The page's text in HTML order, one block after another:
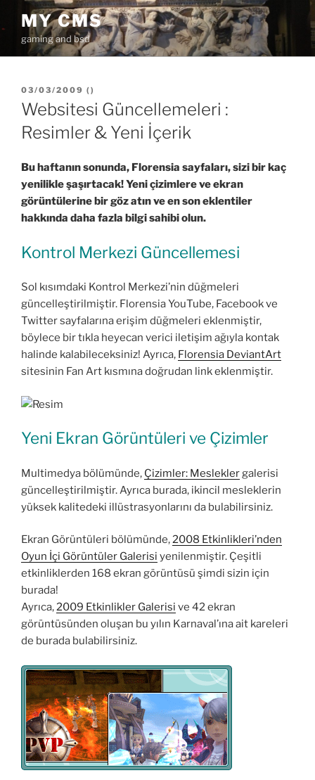
İçeriğe
MY CMS
gaming and bsd
YAYIM
TARIHI
03/03/2009 ( )
Websitesi Güncellemeleri :
Resimler & Yeni İçerik
Bu haftanın sonunda, Florensia sayfaları, sizi bir kaç
yenilikle şaşırtacak! Yeni çizimlere ve ekran
görüntülerine bir göz atın ve en son eklentiler
hakkında daha fazla bilgi sahibi olun.
Kontrol Merkezi Güncellemesi
Sol kısımdaki Kontrol Merkezi’nin düğmeleri
güncelleştirilmiştir. Florensia YouTube, Facebook ve
Twitter sayfalarına erişim düğmeleri eklenmiştir,
böylece bir tıkla heyecan verici iletişim ağıyla kontak
halinde kalabileceksiniz! Ayrıca, Florensia DeviantArt
sitesinin Fan Art kısmına doğrudan link eklenmiştir.
Yeni Ekran Görüntüleri ve Çizimler
Multimedya bölümünde, Çizimler: Mesleklergalerisi
güncelleştirilmiştir. Ayrıca burada, ikincil mesleklerin
yüksek kalitedeki illüstrasyonlarını da bulabilirsiniz.
Ekran Görüntüleri bölümünde,2008 Etkinlikleri’nden
Oyun İçi Görüntüler Galerisi yenilenmiştir. Çeşitli
etkinliklerden 168 ekran görüntüsü şimdi sizin için
burada!
Ayrıca,2009 Etkinlikler Galerisi ve 42 ekran
görüntüsünden oluşan bu yılın Karnaval’ına ait kareleri
de burada bulabilirsiniz.